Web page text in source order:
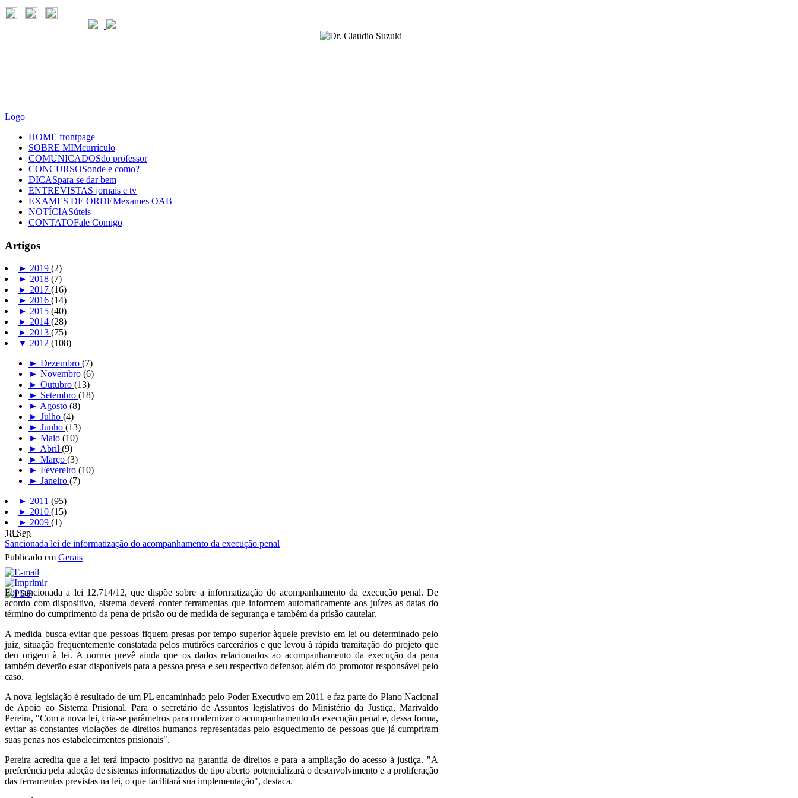
Logo
HOME frontpage
SOBRE MIMcurrículo
COMUNICADOSdo professor
CONCURSOSonde e como?
DICASpara se dar bem
ENTREVISTAS jornais e tv
EXAMES DE ORDEMexames OAB
NOTÍCIASúteis
CONTATOFale Comigo
Artigos
► 2019 (2)
► 2018 (7)
► 2017 (16)
► 2016 (14)
► 2015 (40)
► 2014 (28)
► 2013 (75)
▼ 2012 (108)
► Dezembro (7)
► Novembro (6)
► Outubro (13)
► Setembro (18)
► Agosto (8)
► Julho (4)
► Junho (13)
► Maio (10)
► Abril (9)
► Março (3)
► Fevereiro (10)
► Janeiro (7)
► 2011 (95)
► 2010 (15)
► 2009 (1)
18 Sep
Sancionada lei de informatização do acompanhamento da execução penal
Publicado em Gerais
Foi sancionada a lei 12.714/12, que dispõe sobre a informatização do acompanhamento da execução penal. De
acordo com dispositivo, sistema deverá conter ferramentas que informem automaticamente aos juízes as datas do
término do cumprimento da pena de prisão ou de medida de segurança e também da prisão cautelar.
A medida busca evitar que pessoas fiquem presas por tempo superior àquele previsto em lei ou determinado pelo
juiz, situação frequentemente constatada pelos mutirões carcerários e que levou à rápida tramitação do projeto que
deu origem à lei. A norma prevê ainda que os dados relacionados ao acompanhamento da execução da pena
também deverão estar disponíveis para a pessoa presa e seu respectivo defensor, além do promotor responsável pelo
caso.
A nova legislação é resultado de um PL encaminhado pelo Poder Executivo em 2011 e faz parte do Plano Nacional
de Apoio ao Sistema Prisional. Para o secretário de Assuntos legislativos do Ministério da Justiça, Marivaldo
Pereira, "Com a nova lei, cria-se parâmetros para modernizar o acompanhamento da execução penal e, dessa forma,
evitar as constantes violações de direitos humanos representadas pelo esquecimento de pessoas que já cumpriram
suas penas nos estabelecimentos prisionais".
Pereira acredita que a lei terá impacto positivo na garantia de direitos e para a ampliação do acesso à justiça. "A
preferência pela adoção de sistemas informatizados de tipo aberto potencializará o desenvolvimento e a proliferação
das ferramentas previstas na lei, o que facilitará sua implementação", destaca.